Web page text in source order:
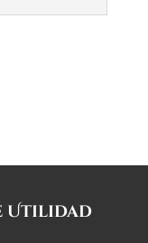
Utilidad